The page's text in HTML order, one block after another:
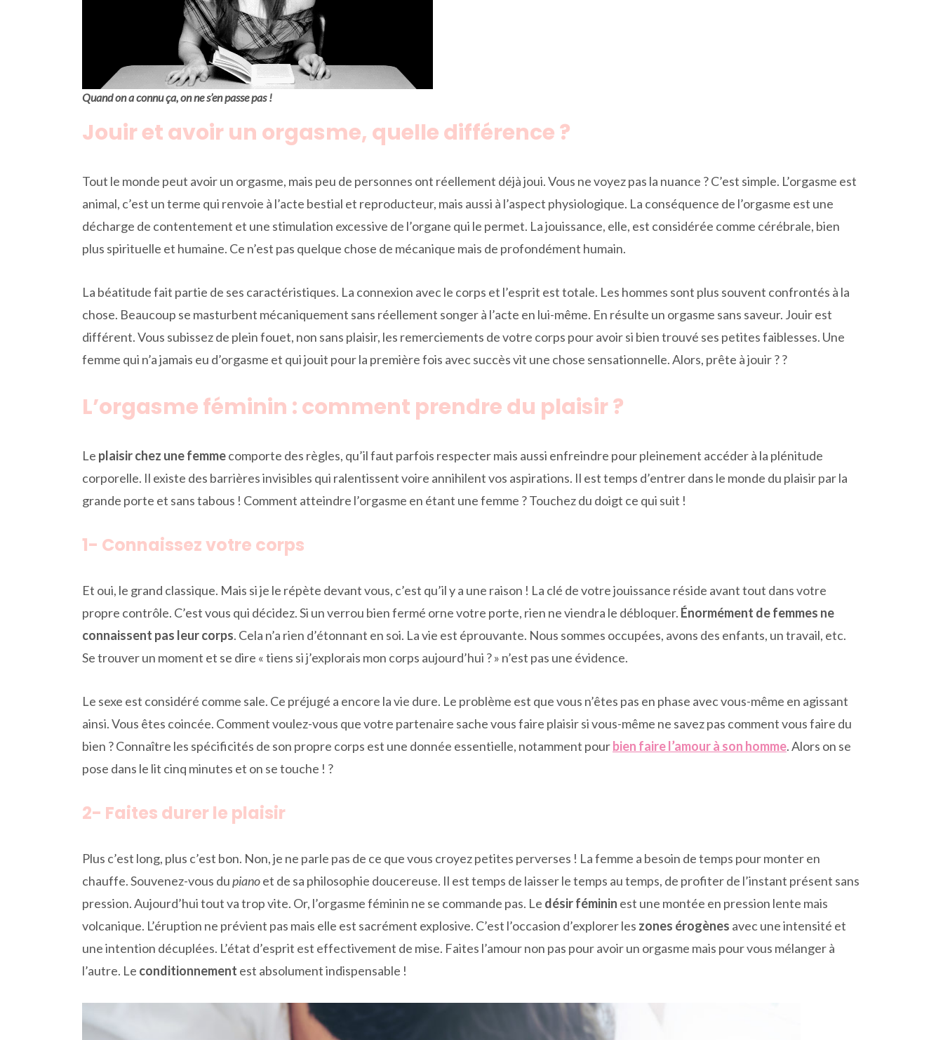
Quand on a connu ça, on ne s’en passe pas !
Jouir et avoir un orgasme, quelle différence ?
Tout le monde peut avoir un orgasme, mais peu de personnes ont réellement déjà joui. Vous ne voyez pas la nuance ? C’est simple. L’orgasme est
animal, c’est un terme qui renvoie à l’acte bestial et reproducteur, mais aussi à l’aspect physiologique. La conséquence de l’orgasme est une
décharge de contentement et une stimulation excessive de l’organe qui le permet. La jouissance, elle, est considérée comme cérébrale, bien
plus spirituelle et humaine. Ce n’est pas quelque chose de mécanique mais de profondément humain.
La béatitude fait partie de ses caractéristiques. La connexion avec le corps et l’esprit est totale. Les hommes sont plus souvent confrontés à la
chose. Beaucoup se masturbent mécaniquement sans réellement songer à l’acte en lui-même. En résulte un orgasme sans saveur. Jouir est
différent. Vous subissez de plein fouet, non sans plaisir, les remerciements de votre corps pour avoir si bien trouvé ses petites faiblesses. Une
femme qui n’a jamais eu d’orgasme et qui jouit pour la première fois avec succès vit une chose sensationnelle. Alors, prête à jouir ? ?
L’orgasme féminin : comment prendre du plaisir ?
Le plaisir chez une femmecomporte des règles, qu’il faut parfois respecter mais aussi enfreindre pour pleinement accéder à la plénitude
corporelle. Il existe des barrières invisibles qui ralentissent voire annihilent vos aspirations. Il est temps d’entrer dans le monde du plaisir par la
grande porte et sans tabous ! Comment atteindre l’orgasme en étant une femme ? Touchez du doigt ce qui suit !
1- Connaissez votre corps
Et oui, le grand classique. Mais si je le répète devant vous, c’est qu’il y a une raison ! La clé de votre jouissance réside avant tout dans votre
propre contrôle. C’est vous qui décidez. Si un verrou bien fermé orne votre porte, rien ne viendra le débloquer. Énormément de femmes ne
connaissent pas leur corps. Cela n’a rien d’étonnant en soi. La vie est éprouvante. Nous sommes occupées, avons des enfants, un travail, etc.
Se trouver un moment et se dire « tiens si j’explorais mon corps aujourd’hui ? » n’est pas une évidence.
Le sexe est considéré comme sale. Ce préjugé a encore la vie dure. Le problème est que vous n’êtes pas en phase avec vous-même en agissant
ainsi. Vous êtes coincée. Comment voulez-vous que votre partenaire sache vous faire plaisir si vous-même ne savez pas comment vous faire du
bien ? Connaître les spécificités de son propre corps est une donnée essentielle, notamment pourbien faire l’amour à son homme. Alors on se
pose dans le lit cinq minutes et on se touche ! ?
2- Faites durer le plaisir
Plus c’est long, plus c’est bon. Non, je ne parle pas de ce que vous croyez petites perverses ! La femme a besoin de temps pour monter en
chauffe. Souvenez-vous dupianoet de sa philosophie doucereuse. Il est temps de laisser le temps au temps, de profiter de l’instant présent sans
pression. Aujourd’hui tout va trop vite. Or, l’orgasme féminin ne se commande pas. Le désir féminin est une montée en pression lente mais
volcanique. L’éruption ne prévient pas mais elle est sacrément explosive. C’est l’occasion d’explorer les zones érogènes avec une intensité et
une intention décuplées. L’état d’esprit est effectivement de mise. Faites l’amour non pas pour avoir un orgasme mais pour vous mélanger à
l’autre. Le conditionnement est absolument indispensable !